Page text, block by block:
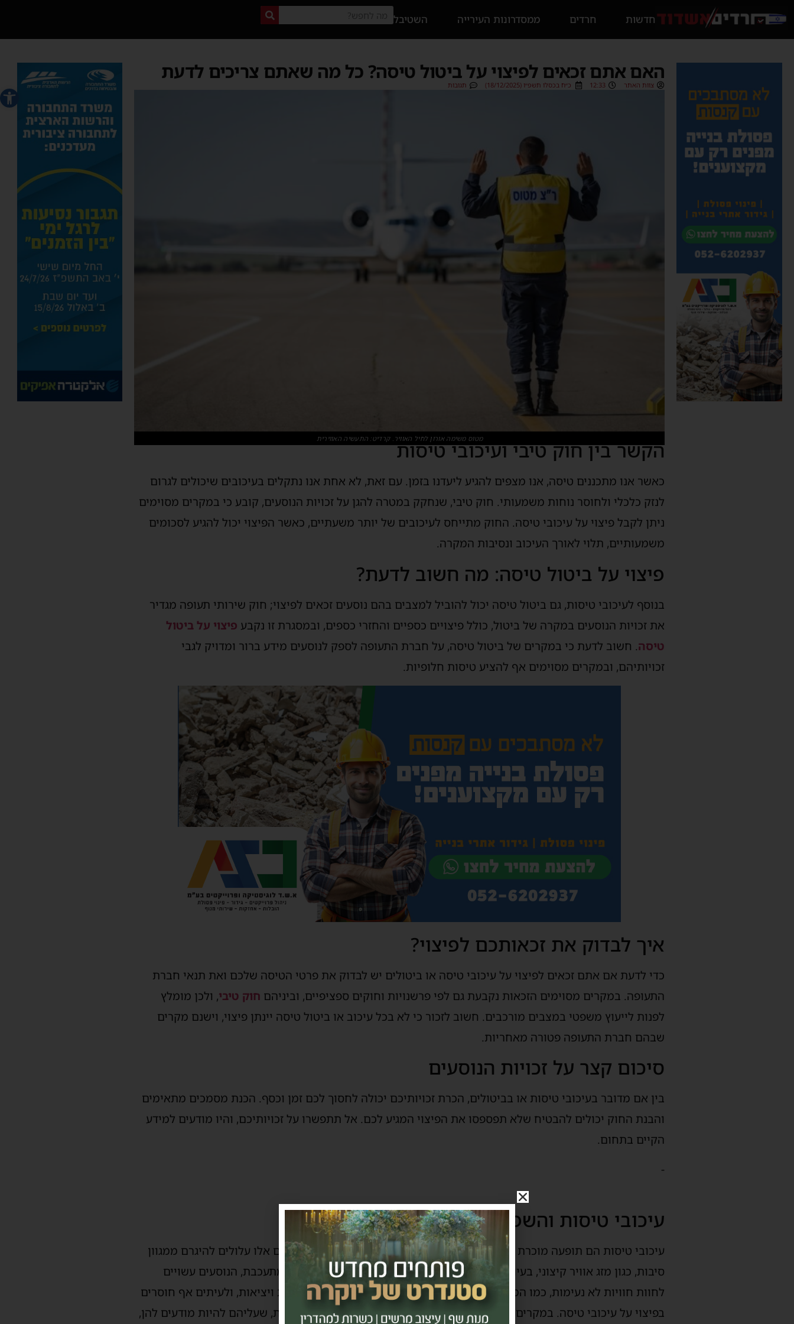
פתח
חדשות חרדים ממסדרונות העירייה השטיבל
האם אתם זכאים לפיצוי על ביטול טיסה? כל מה שאתם צריכים לדעת
צוות האתר 12:33 כ״ח בכסלו תשפ״ו (18/12/2025) תגובות
מטוס משימה אורון לחיל האוויר. קרדיט: התעשיה האווירית
הקשר בין חוק טיבי ועיכובי טיסות
כאשר אנו מתכננים טיסה, אנו מצפים להגיע ליעדנו בזמן. עם זאת, לא אחת אנו נתקלים בעיכובים שיכולים לגרום
לנזק כלכלי ולחוסר נוחות משמעותי. חוק טיבי, שנחקק במטרה להגן על זכויות הנוסעים, קובע כי במקרים מסוימים
ניתן לקבל פיצוי על עיכובי טיסה. החוק מתייחס לעיכובים של יותר משעתיים, כאשר הפיצוי יכול להגיע לסכומים
משמעותיים, תלוי לאורך העיכוב ונסיבות המקרה.
פיצוי על ביטול טיסה: מה חשוב לדעת?
בנוסף לעיכובי טיסות, גם ביטול טיסה יכול להוביל למצבים בהם נוסעים זכאים לפיצוי; חוק שירותי תעופה מגדיר
את זכויות הנוסעים במקרה של ביטול, כולל פיצויים כספיים והחזרי כספים, ובמסגרת זו נקבע פיצוי על ביטול
טיסה. חשוב לדעת כי במקרים של ביטול טיסה, על חברת התעופה לספק לנוסעים מידע ברור ומדויק לגבי
זכויותיהם, ובמקרים מסוימים אף להציע טיסות חלופיות.
איך לבדוק את זכאותכם לפיצוי?
כדי לדעת אם אתם זכאים לפיצוי על עיכובי טיסה או ביטולים יש לבדוק את פרטי הטיסה שלכם ואת תנאי חברת
התעופה. במקרים מסוימים הזכאות נקבעת גם לפי פרשנויות וחוקים ספציפיים, וביניהם חוק טיבי, ולכן מומלץ
לפנות לייעוץ משפטי במצבים מורכבים. חשוב לזכור כי לא בכל עיכוב או ביטול טיסה יינתן פיצוי, וישנם מקרים
שבהם חברת התעופה פטורה מאחריות.
סיכום קצר על זכויות הנוסעים
בין אם מדובר בעיכובי טיסות או בביטולים, הכרת זכויותיכם יכולה לחסוך לכם זמן וכסף. הכנת מסמכים מתאימים
והבנת החוק יכולים להבטיח שלא תפספסו את הפיצוי המגיע לכם. אל תתפשרו על זכויותיכם, והיו מודעים למידע
הקיים בתחום.
-
עיכובי טיסות והשפעתם על הנוסעים
עיכובי טיסות הם תופעה מוכרת שמתרחשת לעיתים קרובות בשדה התעופה. עיכובים אלו עלולים להיגרם ממגוון
סיבות, כגון מזג אוויר קיצוני, בעיות טכניות, או תקלות בשירותי קרקע. כאשר טיסה מתעכבת, הנוסעים עשויים
לחוות חוויות לא נעימות, כמו המתנה ארוכה בשדה התעופה, תכנון מחדש של הגעות ויציאות, ולעיתים אף חוסרים
בפיצוי על עיכובי טיסה. במקרים מסוימים, החוק קובע כי יש לנוסעים זכויות מסוימות, שעליהם להיות מודעים להן,